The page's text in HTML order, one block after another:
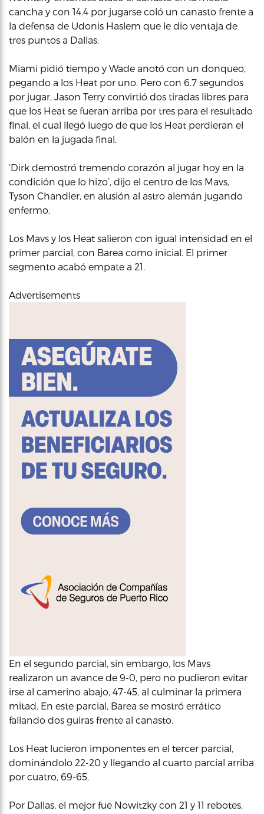
cancha y con 14.4 por jugarse coló un canasto frente a
la defensa de Udonis Haslem que le dio ventaja de
tres puntos a Dallas.
Miami pidió tiempo y Wade anotó con un donqueo,
pegando a los Heat por uno. Pero con 6.7 segundos
por jugar, Jason Terry convirtió dos tiradas libres para
que los Heat se fueran arriba por tres para el resultado
final, el cual llegó luego de que los Heat perdieran el
balón en la jugada final.
‘Dirk demostró tremendo corazón al jugar hoy en la
condición que lo hizo’, dijo el centro de los Mavs,
Tyson Chandler, en alusión al astro alemán jugando
enfermo.
Los Mavs y los Heat salieron con igual intensidad en el
primer parcial, con Barea como inicial. El primer
segmento acabó empate a 21.
Advertisements
En el segundo parcial, sin embargo, los Mavs
realizaron un avance de 9-0, pero no pudieron evitar
irse al camerino abajo, 47-45, al culminar la primera
mitad. En este parcial, Barea se mostró errático
fallando dos guiras frente al canasto.
Los Heat lucieron imponentes en el tercer parcial,
dominándolo 22-20 y llegando al cuarto parcial arriba
por cuatro, 69-65.
Por Dallas, el mejor fue Nowitzky con 21 y 11 rebotes,